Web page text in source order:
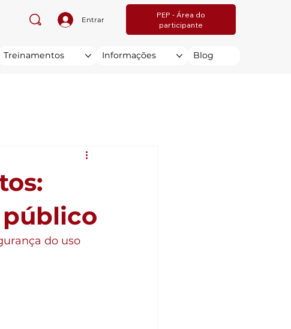
Entrar
PEP - Área do
participante
Treinamentos Informações Blog